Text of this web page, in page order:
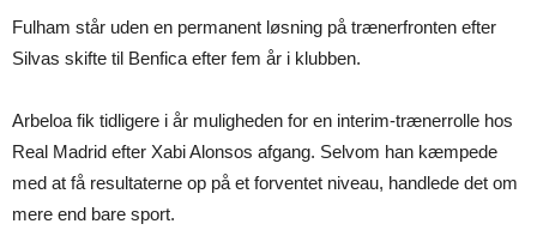
Fulham står uden en permanent løsning på trænerfronten efter
Silvas skifte til Benfica efter fem år i klubben.
Arbeloa fik tidligere i år muligheden for en interim-trænerrolle hos
Real Madrid efter Xabi Alonsos afgang. Selvom han kæmpede
med at få resultaterne op på et forventet niveau, handlede det om
mere end bare sport.